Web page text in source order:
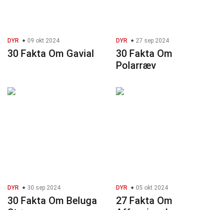
DYR 09 okt 2024
30 Fakta Om Gavial
DYR 27 sep 2024
30 Fakta Om
Polarræv
DYR 30 sep 2024
30 Fakta Om Beluga
DYR 05 okt 2024
27 Fakta Om